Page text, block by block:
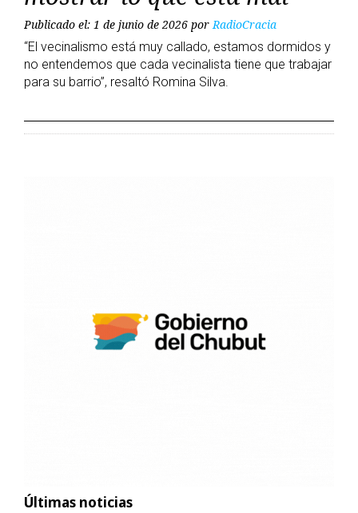
Publicado el: 1 de junio de 2026 porRadioCracia
“El vecinalismo está muy callado, estamos dormidos y
no entendemos que cada vecinalista tiene que trabajar
para su barrio”, resaltó Romina Silva.
Últimas noticias